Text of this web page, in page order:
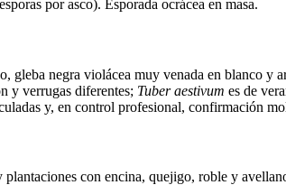
por asco). Esporada ocrácea en masa.
negra violácea muy venada en blanco y
y verrugas diferentes; Tuber aestivum es de
y, en control profesional, confirmación
con encina, quejigo, roble y